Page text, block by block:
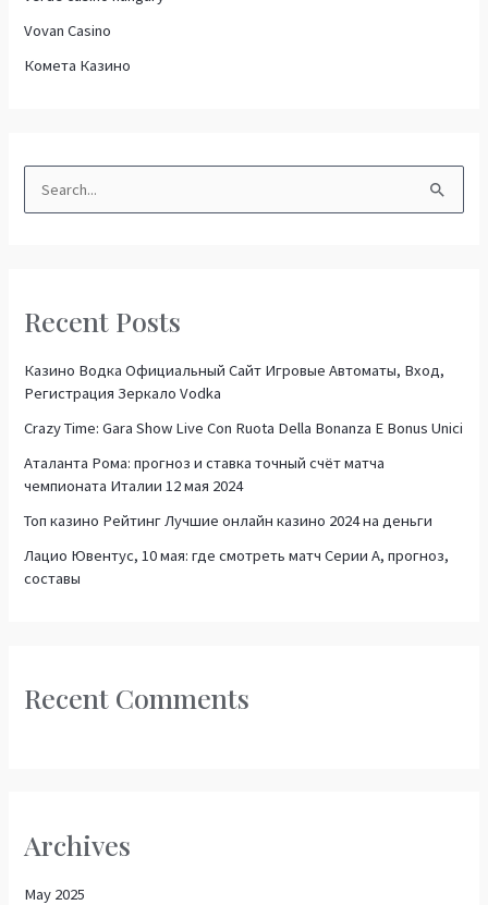
Vovan Casino
Комета Казино
c
Recent Posts
Казино Водка Официальный Сайт Игровые Автоматы, Вход,
Регистрация Зеркало Vodka
Crazy Time: Gara Show Live Con Ruota Della Bonanza E Bonus Unici
Аталанта Рома: прогноз и ставка точный счёт матча
чемпионата Италии 12 мая 2024
Топ казино Рейтинг Лучшие онлайн казино 2024 на деньги
Лацио Ювентус, 10 мая: где смотреть матч Серии А, прогноз,
составы
Recent Comments
Archives
May 2025